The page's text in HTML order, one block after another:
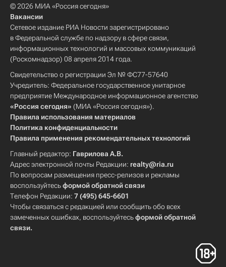
© 2026 МИА «Россия сегодня»
Вакансии
Сетевое издание РИА Новости зарегистрировано
в Федеральной службе по надзору в сфере связи,
информационных технологий и массовых коммуникаций
(Роскомнадзор) 08 апреля 2014 года.
Свидетельство о регистрации Эл № ФС77-57640
Учредитель: Федеральное государственное унитарное
предприятие Международное информационное агентство
«Россия сегодня» (МИА «Россия сегодня»).
Правила использования материалов
Политика конфиденциальности
Правила применения рекомендательных технологий
Главный редактор: Гаврилова А.В.
Адрес электронной почты Редакции: realty@ria.ru
По вопросам размещения пресс-релизов и рекламы
воспользуйтесьформой обратной связи
Телефон Редакции: 7 (495) 645-6601
Чтобы связаться с редакцией или сообщить обо всех
замеченных ошибках, воспользуйтесьформой обратной
связи.